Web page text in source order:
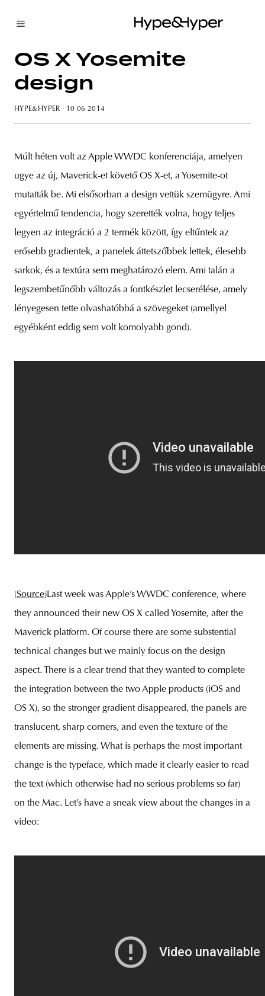
budapest poland branding
OS X Yosemite
design
HYPE&HYPER · 10 06 2014
Múlt héten volt az Apple WWDC konferenciája, amelyen
ugye az új, Maverick-et követő OS X-et, a Yosemite-ot
mutatták be. Mi elsősorban a design vettük szemügyre. Ami
egyértelmű tendencia, hogy szerették volna, hogy teljes
legyen az integráció a 2 termék között, így eltűntek az
erősebb gradientek, a panelek áttetszőbbek lettek, élesebb
sarkok, és a textúra sem meghatározó elem. Ami talán a
legszembetűnőbb változás a fontkészlet lecserélése, amely
lényegesen tette olvashatóbbá a szövegeket (amellyel
egyébként eddig sem volt komolyabb gond).
(Source)Last week was Apple’s WWDC conference, where
they announced their new OS X called Yosemite, after the
Maverick platform. Of course there are some substential
technical changes but we mainly focus on the design
aspect. There is a clear trend that they wanted to complete
the integration between the two Apple products (iOS and
OS X), so the stronger gradient disappeared, the panels are
translucent, sharp corners, and even the texture of the
elements are missing. What is perhaps the most important
change is the typeface, which made it clearly easier to read
the text (which otherwise had no serious problems so far)
on the Mac. Let’s have a sneak view about the changes in a
video: